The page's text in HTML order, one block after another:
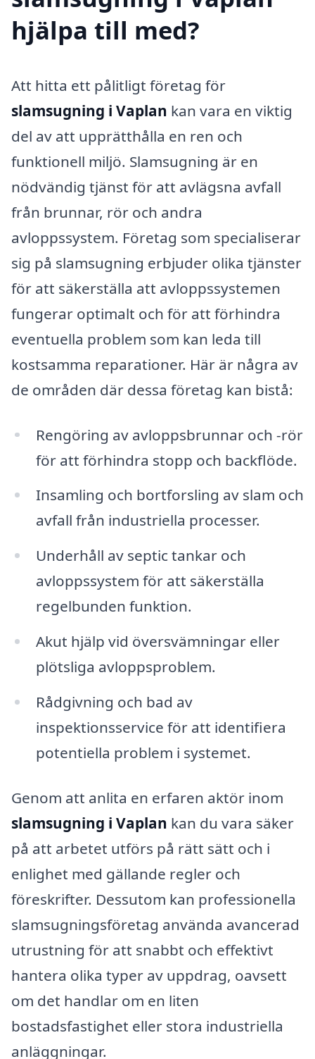
hjälpa till med?
Att hitta ett pålitligt företag för
slamsugning i Vaplan kan vara en viktig
del av att upprätthålla en ren och
funktionell miljö. Slamsugning är en
nödvändig tjänst för att avlägsna avfall
från brunnar, rör och andra
avloppssystem. Företag som specialiserar
sig på slamsugning erbjuder olika tjänster
för att säkerställa att avloppssystemen
fungerar optimalt och för att förhindra
eventuella problem som kan leda till
kostsamma reparationer. Här är några av
de områden där dessa företag kan bistå:
Rengöring av avloppsbrunnar och -rör
för att förhindra stopp och backflöde.
Insamling och bortforsling av slam och
avfall från industriella processer.
Underhåll av septic tankar och
avloppssystem för att säkerställa
regelbunden funktion.
Akut hjälp vid översvämningar eller
plötsliga avloppsproblem.
Rådgivning och bad av
inspektionsservice för att identifiera
potentiella problem i systemet.
Genom att anlita en erfaren aktör inom
slamsugning i Vaplan kan du vara säker
på att arbetet utförs på rätt sätt och i
enlighet med gällande regler och
föreskrifter. Dessutom kan professionella
slamsugningsföretag använda avancerad
utrustning för att snabbt och effektivt
hantera olika typer av uppdrag, oavsett
om det handlar om en liten
bostadsfastighet eller stora industriella
anläggningar.